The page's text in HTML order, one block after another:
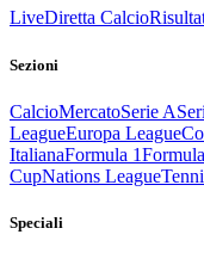
LiveDiretta Calcio
Sezioni
CalcioMercatoSerie A
LeagueEuropa League
ItalianaFormula 1
CupNations League
Speciali